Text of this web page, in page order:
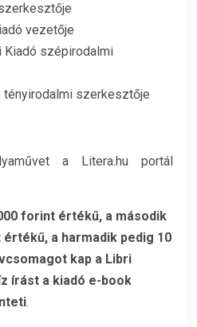
vezetője
Kiadó szépirodalmi
tényirodalmi szerkesztője
a Litera.hu portál
forint értékű, a második
a harmadik pedig 10
kap a Libri
írást a kiadó e-book
.